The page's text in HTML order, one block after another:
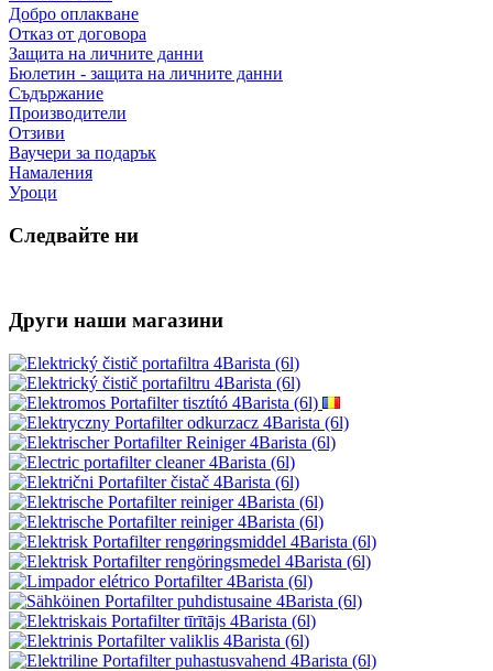
Информация
Връщане на стоки
За нас
Доставка и плащане
Сигурно онлайн плащане GoPay
Правила и условия
Сътрудничете с нас
Търговия на едро
Wacaco - автоматичен дилър
Cafelat - оторизиран дилър
Контакт с нас
Добро оплакване
Защита на личните данни
Бюлетин - защита на личните данни
Съдържание
Производители
Отзиви
Ваучери за подарък
Намаления
Уроци
Следвайте ни
Други наши магазини